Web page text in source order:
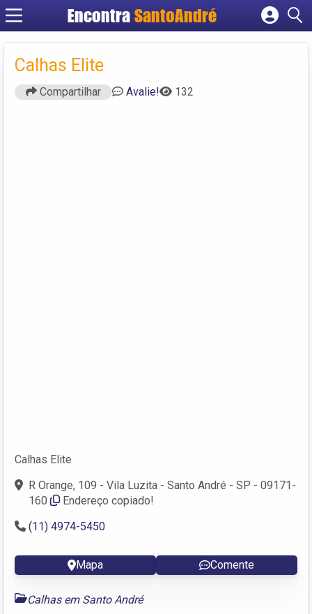
Encontra SantoAndré
Cadastrar empresa
Calhas Elite
Compartilhar Avalie! 132
Calhas Elite
R Orange, 109 - Vila Luzita - Santo André - SP - 09171-
160
Endereço copiado!
(11) 4974-5450
Mapa Comente
Calhas em Santo André